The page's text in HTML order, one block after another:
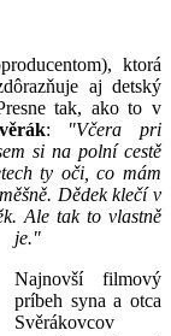
ktorá
aj detský
tak, ako to v
: "Včera pri
si na polní cestě
ty oči, co mám
Dědek klečí v
Ale tak to vlastně
je."
Najnovší filmový
príbeh syna a otca
Svěrákovcov